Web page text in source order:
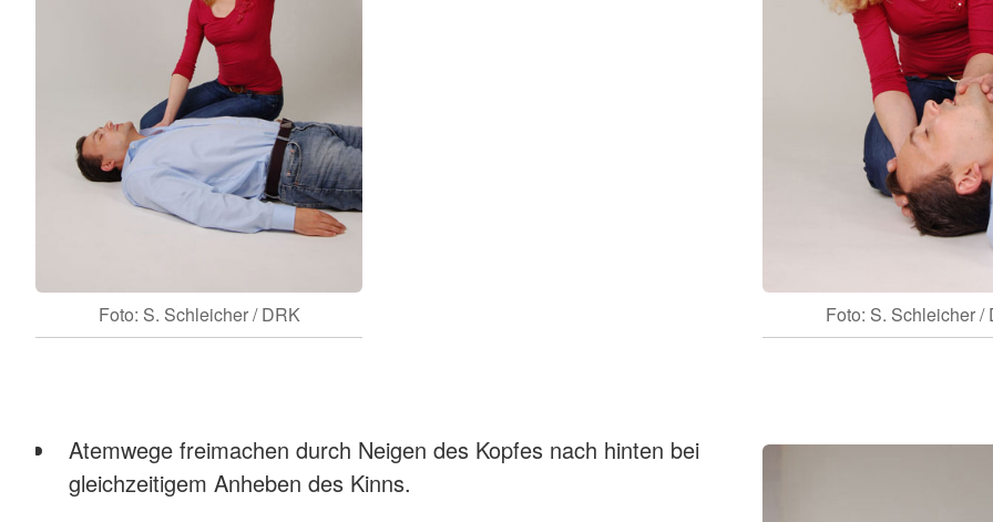
Foto: S. Schleicher / DRK Foto: S. Schleicher /
Atemwege freimachen durch Neigen des Kopfes nach hinten bei
gleichzeitigem Anheben des Kinns.